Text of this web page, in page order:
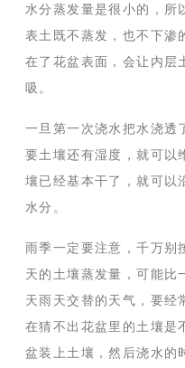
水分蒸发量是很小的，所
表土既不蒸发，也不下渗
在了花盆表面，会让内层
吸。
一旦第一次浇水把水浇透
要土壤还有湿度，就可以
壤已经基本干了，就可以
水分。
雨季一定要注意，千万别
天的土壤蒸发量，可能比
天雨天交替的天气，要经
在猜不出花盆里的土壤是
盆装上土壤，然后浇水的